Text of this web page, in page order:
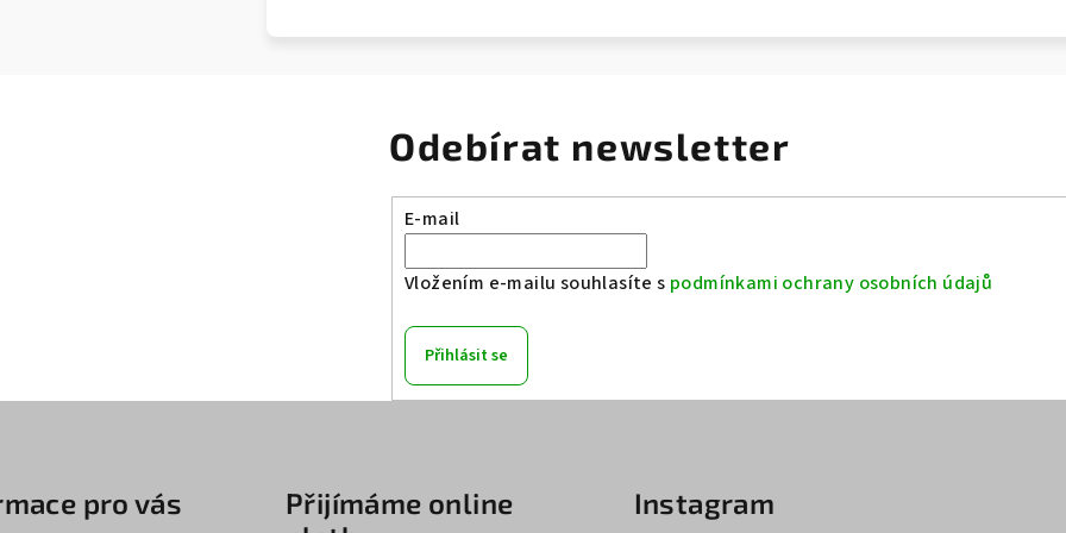
Odebírat newsletter
E-mail
Vložením e-mailu souhlasíte s podmínkami ochrany osobních údajů
Přihlásit se
pro vás
Přijímáme online
Instagram